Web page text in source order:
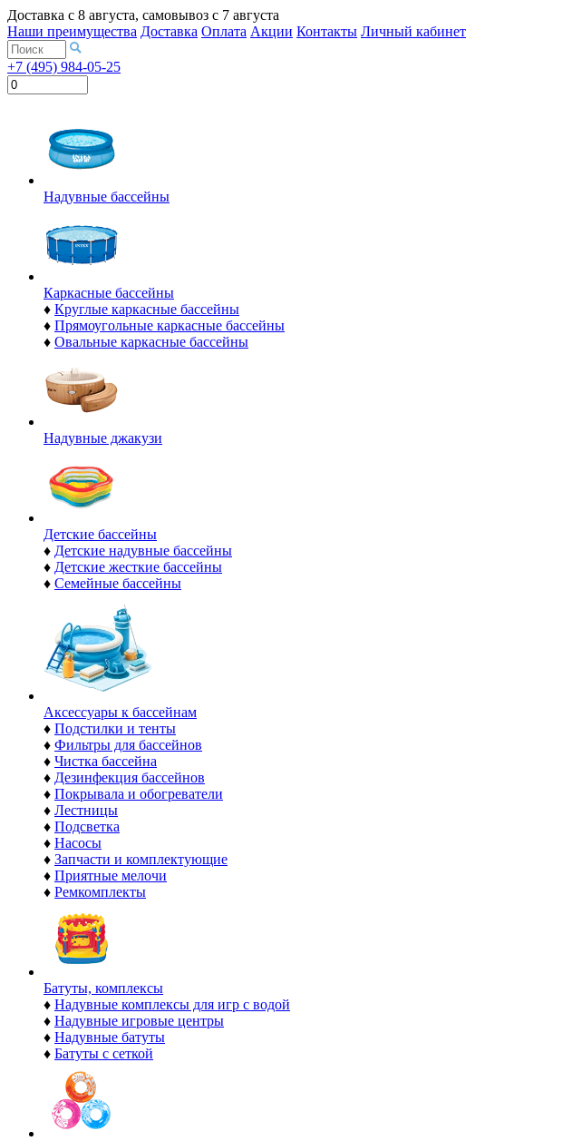
Доставка с 8 августа, самовывоз с 7 августа
Наши преимущества Доставка Оплата Акции Контакты Личный кабинет
+7 (495) 984-05-25
Надувные бассейны
Каркасные бассейны
♦ Круглые каркасные бассейны
♦ Прямоугольные каркасные бассейны
♦ Овальные каркасные бассейны
Надувные джакузи
Детские бассейны
♦ Детские надувные бассейны
♦ Детские жесткие бассейны
♦ Семейные бассейны
Аксессуары к бассейнам
♦ Подстилки и тенты
♦ Фильтры для бассейнов
♦ Чистка бассейна
♦ Дезинфекция бассейнов
♦ Покрывала и обогреватели
♦ Лестницы
♦ Подсветка
♦ Насосы
♦ Запчасти и комплектующие
♦ Приятные мелочи
♦ Ремкомплекты
Батуты, комплексы
♦ Надувные комплексы для игр с водой
♦ Надувные игровые центры
♦ Надувные батуты
♦ Батуты с сеткой